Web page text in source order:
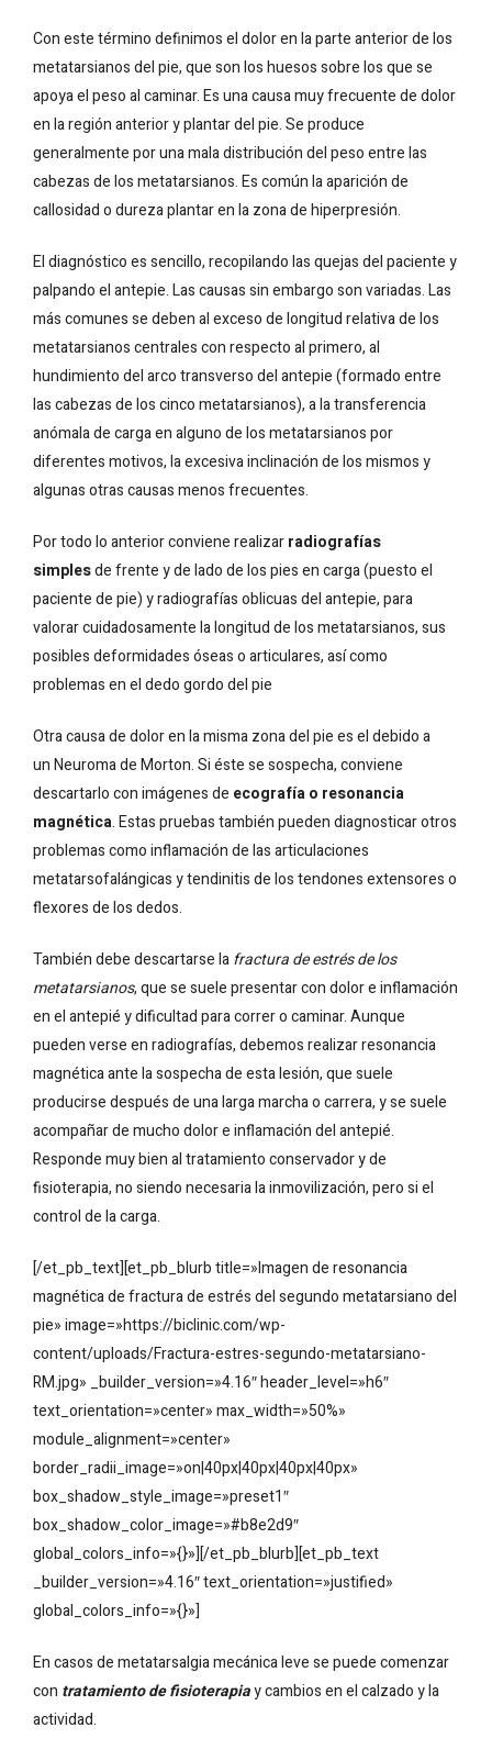
Con este término definimos el dolor en la parte anterior de los
metatarsianos del pie, que son los huesos sobre los que se
apoya el peso al caminar. Es una causa muy frecuente de dolor
en la región anterior y plantar del pie. Se produce
generalmente por una mala distribución del peso entre las
cabezas de los metatarsianos. Es común la aparición de
callosidad o dureza plantar en la zona de hiperpresión.
El diagnóstico es sencillo, recopilando las quejas del paciente y
palpando el antepie. Las causas sin embargo son variadas. Las
más comunes se deben al exceso de longitud relativa de los
metatarsianos centrales con respecto al primero, al
hundimiento del arco transverso del antepie (formado entre
las cabezas de los cinco metatarsianos), a la transferencia
anómala de carga en alguno de los metatarsianos por
diferentes motivos, la excesiva inclinación de los mismos y
algunas otras causas menos frecuentes.
Por todo lo anterior conviene realizarradiografías
simplesde frente y de lado de los pies en carga (puesto el
paciente de pie) y radiografías oblicuas del antepie, para
valorar cuidadosamente la longitud de los metatarsianos, sus
posibles deformidades óseas o articulares, así como
problemas en el dedo gordo del pie
Otra causa de dolor en la misma zona del pie es el debido a
un Neuroma de Morton. Si éste se sospecha, conviene
descartarlo con imágenes de ecografía o resonancia
magnética. Estas pruebas también pueden diagnosticar otros
problemas como inflamación de las articulaciones
metatarsofalángicas y tendinitis de los tendones extensores o
flexores de los dedos.
También debe descartarse lafractura de estrés de los
metatarsianos, que se suele presentar con dolor e inflamación
en el antepié y dificultad para correr o caminar. Aunque
pueden verse en radiografías, debemos realizar resonancia
magnética ante la sospecha de esta lesión, que suele
producirse después de una larga marcha o carrera, y se suele
acompañar de mucho dolor e inflamación del antepié.
Responde muy bien al tratamiento conservador y de
fisioterapia, no siendo necesaria la inmovilización, pero si el
control de la carga.
[/et_pb_text][et_pb_blurb title=»Imagen de resonancia
magnética de fractura de estrés del segundo metatarsiano del
pie» image=»https://biclinic.com/wp-
content/uploads/Fractura-estres-segundo-metatarsiano-
RM.jpg» _builder_version=»4.16″ header_level=»h6″
text_orientation=»center» max_width=»50%»
module_alignment=»center»
border_radii_image=»on|40px|40px|40px|40px»
box_shadow_style_image=»preset1″
box_shadow_color_image=»#b8e2d9″
global_colors_info=»{}»][/et_pb_blurb][et_pb_text
_builder_version=»4.16″ text_orientation=»justified»
global_colors_info=»{}»]
En casos de metatarsalgia mecánica leve se puede comenzar
con tratamiento de fisioterapiay cambios en el calzado y la
actividad.